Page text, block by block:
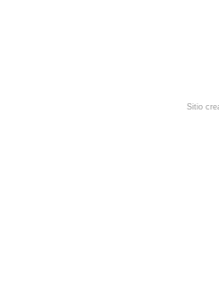
Sitio